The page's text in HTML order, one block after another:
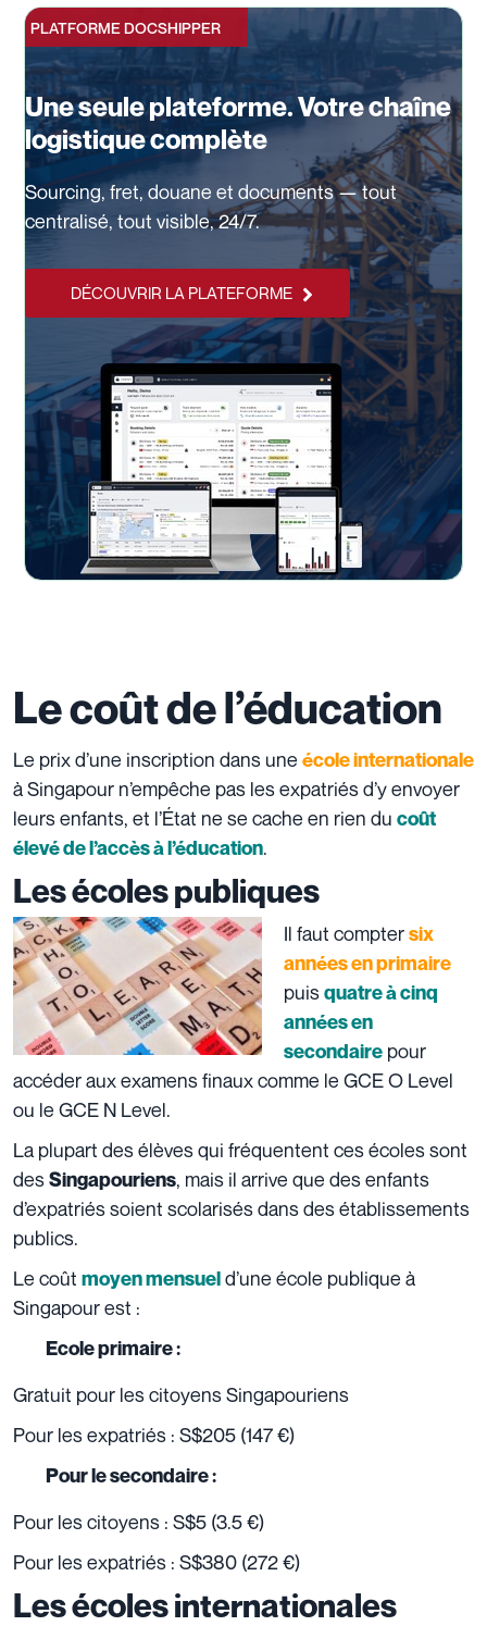
PLATFORME DOCSHIPPER
Une seule plateforme. Votre chaîne
logistique complète
Sourcing, fret, douane et documents — tout
centralisé, tout visible, 24/7.
DÉCOUVRIR LA PLATEFORME
Le coût de l’éducation
Le prix d’une inscription dans une école internationale
à Singapour n’empêche pas les expatriés d’y envoyer
leurs enfants, et l’État ne se cache en rien du coût
élevé de l’accès à l’éducation.
Les écoles publiques
Il faut comptersix
années en primaire
puisquatre à cinq
années en
secondaire pour
accéder aux examens finaux comme le GCE O Level
ou le GCE N Level.
La plupart des élèves qui fréquentent ces écoles sont
desSingapouriens, mais il arrive que des enfants
d’expatriés soient scolarisés dans des établissements
publics.
Le coût moyen mensueld’une école publique à
Singapour est :
Ecole primaire :
Gratuit pour les citoyens Singapouriens
Pour les expatriés : S$205 (147 €)
Pour le secondaire :
Pour les citoyens : S$5 (3.5 €)
Pour les expatriés : S$380 (272 €)
Les écoles internationales